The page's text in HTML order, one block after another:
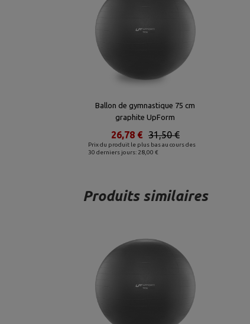
Ballon de gymnastique 75 cm
graphite UpForm
Prix du produit le plus bas au cours des
30 derniers jours: 28,00 €
31,50 €
26,78 €
Produits similaires